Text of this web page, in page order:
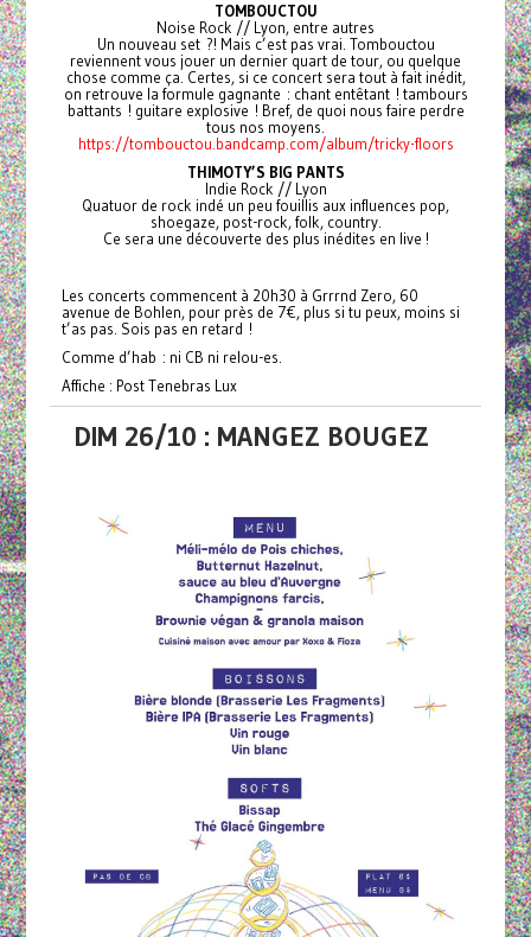
TOMBOUCTOU
Noise Rock // Lyon, entre autres
Un nouveau set ?! Mais c’est pas vrai. Tombouctou
reviennent vous jouer un dernier quart de tour, ou quelque
chose comme ça. Certes, si ce concert sera tout à fait inédit,
on retrouve la formule gagnante : chant entêtant ! tambours
battants ! guitare explosive ! Bref, de quoi nous faire perdre
tous nos moyens.
https://tombouctou.bandcamp.com/album/tricky-floors
THIMOTY’S BIG PANTS
Indie Rock // Lyon
Quatuor de rock indé un peu fouillis aux influences pop,
shoegaze, post-rock, folk, country.
Ce sera une découverte des plus inédites en live !
Les concerts commencent à 20h30 à Grrrnd Zero, 60
avenue de Bohlen, pour près de 7€, plus si tu peux, moins si
t’as pas. Sois pas en retard !
Comme d’hab : ni CB ni relou-es.
Affiche : Post Tenebras Lux
DIM 26/10 : MANGEZ BOUGEZ